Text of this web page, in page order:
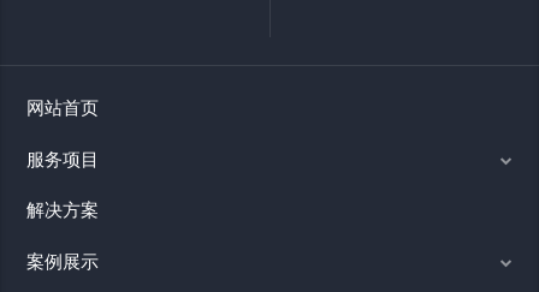
网站首页
服务项目
解决方案
案例展示